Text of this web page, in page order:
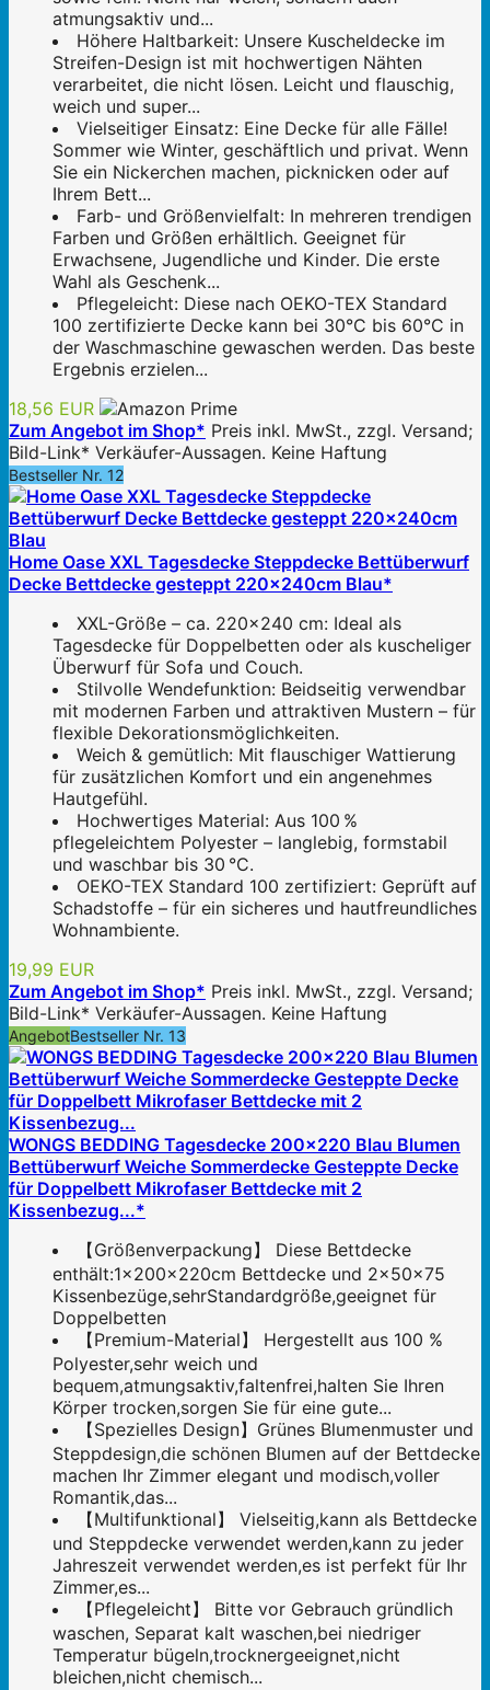
atmungsaktiv und...
Höhere Haltbarkeit: Unsere Kuscheldecke im
Streifen-Design ist mit hochwertigen Nähten
verarbeitet, die nicht lösen. Leicht und flauschig,
weich und super...
Vielseitiger Einsatz: Eine Decke für alle Fälle!
Sommer wie Winter, geschäftlich und privat. Wenn
Sie ein Nickerchen machen, picknicken oder auf
Ihrem Bett...
Farb- und Größenvielfalt: In mehreren trendigen
Farben und Größen erhältlich. Geeignet für
Erwachsene, Jugendliche und Kinder. Die erste
Wahl als Geschenk...
Pflegeleicht: Diese nach OEKO-TEX Standard
100 zertifizierte Decke kann bei 30°C bis 60°C in
der Waschmaschine gewaschen werden. Das beste
Ergebnis erzielen...
18,56 EUR
Zum Angebot im Shop* Preis inkl. MwSt., zzgl. Versand;
Bild-Link* Verkäufer-Aussagen. Keine Haftung
Bestseller Nr. 12
Home Oase XXL Tagesdecke Steppdecke Bettüberwurf
Decke Bettdecke gesteppt 220x240cm Blau*
XXL-Größe – ca. 220x240 cm: Ideal als
Tagesdecke für Doppelbetten oder als kuscheliger
Überwurf für Sofa und Couch.
Stilvolle Wendefunktion: Beidseitig verwendbar
mit modernen Farben und attraktiven Mustern – für
flexible Dekorationsmöglichkeiten.
Weich & gemütlich: Mit flauschiger Wattierung
für zusätzlichen Komfort und ein angenehmes
Hautgefühl.
Hochwertiges Material: Aus 100 %
pflegeleichtem Polyester – langlebig, formstabil
und waschbar bis 30 °C.
OEKO-TEX Standard 100 zertifiziert: Geprüft auf
Schadstoffe – für ein sicheres und hautfreundliches
Wohnambiente.
19,99 EUR
Zum Angebot im Shop* Preis inkl. MwSt., zzgl. Versand;
Bild-Link* Verkäufer-Aussagen. Keine Haftung
AngebotBestseller Nr. 13
WONGS BEDDING Tagesdecke 200x220 Blau Blumen
Bettüberwurf Weiche Sommerdecke Gesteppte Decke
für Doppelbett Mikrofaser Bettdecke mit 2
Kissenbezug...*
【Größenverpackung】 Diese Bettdecke
enthält:1x200x220cm Bettdecke und 2x50x75
Kissenbezüge,sehrStandardgröße,geeignet für
Doppelbetten
【Premium-Material】 Hergestellt aus 100 %
Polyester,sehr weich und
bequem,atmungsaktiv,faltenfrei,halten Sie Ihren
Körper trocken,sorgen Sie für eine gute...
【Spezielles Design】Grünes Blumenmuster und
Steppdesign,die schönen Blumen auf der Bettdecke
machen Ihr Zimmer elegant und modisch,voller
Romantik,das...
【Multifunktional】 Vielseitig,kann als Bettdecke
und Steppdecke verwendet werden,kann zu jeder
Jahreszeit verwendet werden,es ist perfekt für Ihr
Zimmer,es...
【Pflegeleicht】 Bitte vor Gebrauch gründlich
waschen, Separat kalt waschen,bei niedriger
Temperatur bügeln,trocknergeeignet,nicht
bleichen,nicht chemisch...